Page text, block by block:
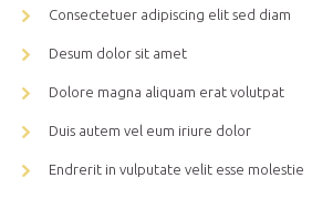
Consectetuer adipiscing elit sed diam
Desum dolor sit amet
Dolore magna aliquam erat volutpat
Duis autem vel eum iriure dolor
Endrerit in vulputate velit esse molestie